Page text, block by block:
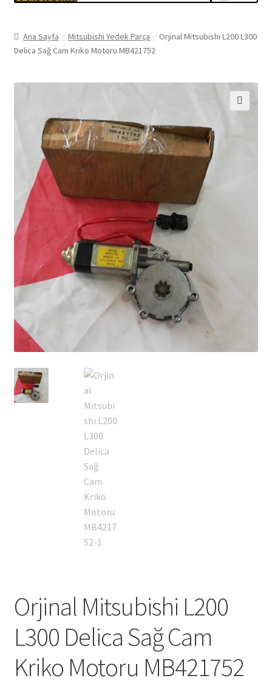
Ana Sayfa Mitsubishi Yedek Parça
Orjinal Mitsubishi L200 L300
Delica Sağ Cam Kriko Motoru MB421752
Orjinal Mitsubishi L200
L300 Delica Sağ Cam
Kriko Motoru MB421752